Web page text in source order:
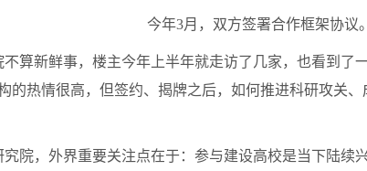
签署合作框架协议。图源：
算新鲜事，楼主今年上半年就走访了几家，也看到了
的热情很高，但签约、揭牌之后，如何推进科研攻关
院，外界重要关注点在于：参与建设高校是当下陆续兴